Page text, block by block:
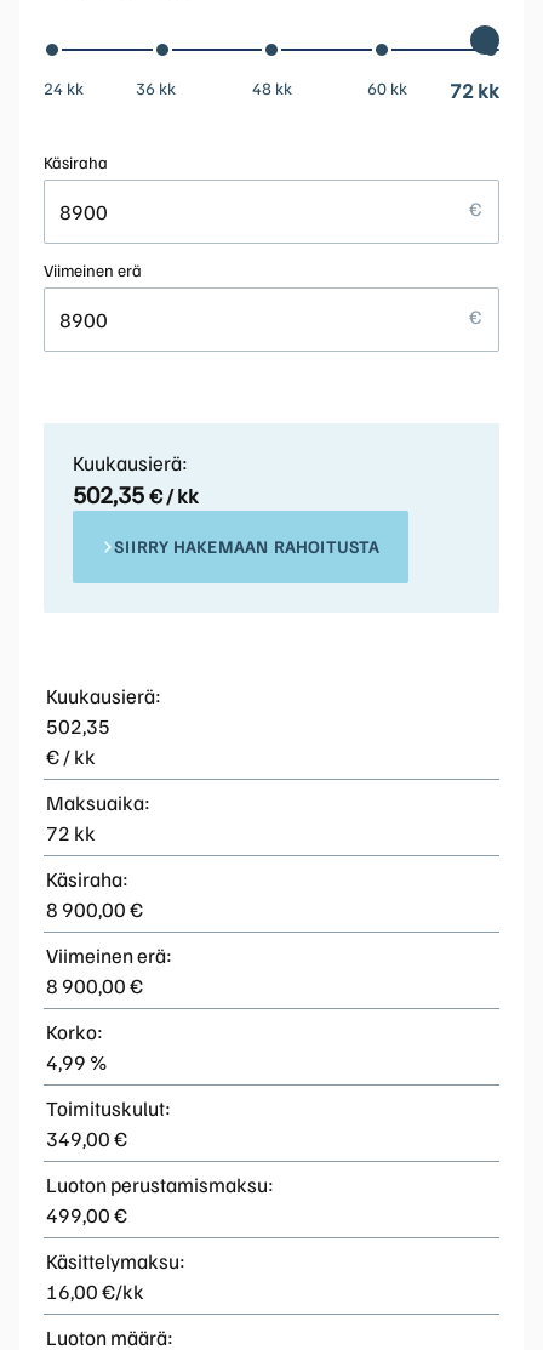
24 kk 36 kk 48 kk 60 kk 72 kk
Käsiraha
Viimeinen erä
Kuukausierä:
502,35
€ / kk
Maksuaika:
72 kk
Käsiraha:
8 900,00 €
Viimeinen erä:
8 900,00 €
Korko:
4,99 %
Toimituskulut:
349,00 €
Luoton perustamismaksu:
499,00 €
Käsittelymaksu:
16,00 €/kk
Luoton määrä:
Kuukausierä:
502,35€ / kk
SIIRRY HAKEMAAN RAHOITUSTA